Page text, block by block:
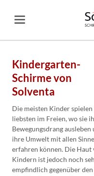
Kindergarten-
Schirme von
Solventa
Die meisten Kinder spielen
liebsten im Freien, wo sie
Bewegungsdrang ausleben
ihre Umwelt mit allen
erfahren können. Die Haut
Kindern ist jedoch noch
empfindlich gegenüber